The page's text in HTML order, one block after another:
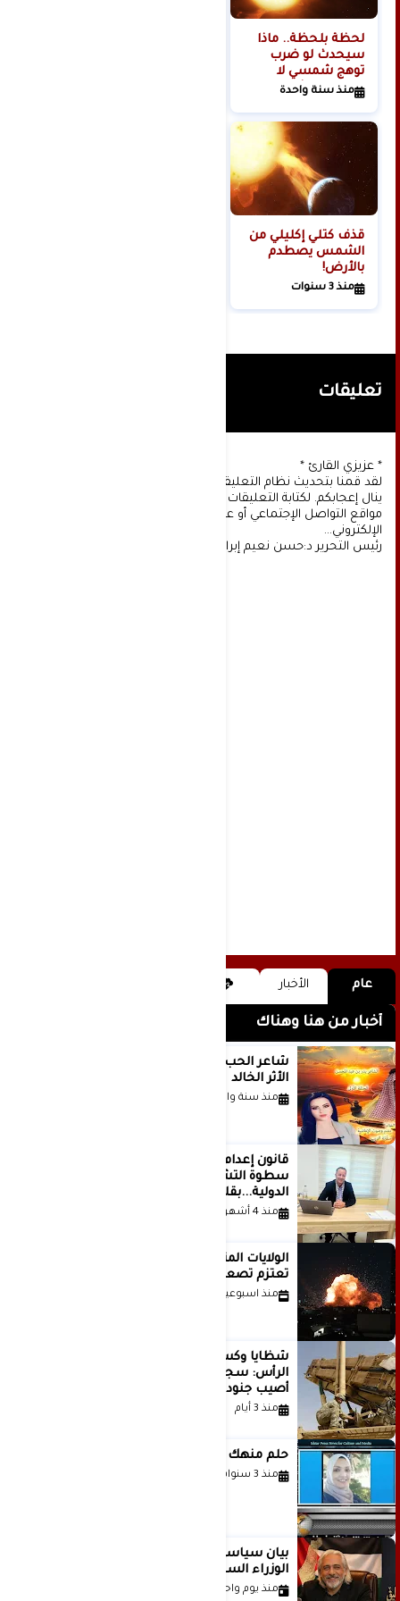
لحظة بلحظة.. ماذا
سيحدث لو ضرب
توهج شمسي لا
تتحمله البشرية
منذ سنة واحدة
قذف كتلي إكليلي من
الشمس يصطدم
بالأرض!
منذ 3 سنوات
تعليقات
* عزيزي القارئ *
لقد قمنا بتحديث نظام التعليقات على موقعنا، ونأمل أن
ينال إعجابكم. لكتابة التعليقات يجب أولا التسجيل عن طريق
مواقع التواصل الإجتماعي أو عن طريق خدمة البريد
الإلكتروني...
رئيس التحرير د:حسن نعيم إبراهيم.
عام الأخبار
أخبار من هنا وهناك
الأثر الخالد
منذ سنة واحدة
قانون إعدام الأسرى الفلسطينيين: بين
سطوة التشريع وانهيار منظومة العدالة
الدولية...بقلم الدكتور وسيم وني
منذ 4 أشهر
الولايات المتحدة أبلغت إسرائيل بأنها
تعتزم تصعيد هجماتها على إيران
منذ اسبوعين
شظايا وكسور في العظام وإصابات في
الرأس: سجلات جديدة تكشف كيف
أصيب جنود أمريكيون في الحرب الإيرانية
منذ 3 أيام
حلم منهك للشاعرة رانيا فخري موسى
منذ 3 سنوات
بيان سياسي رداً على موقف مجلس
الوزراء السعودي
منذ يوم واحد